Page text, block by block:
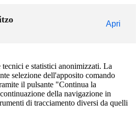
Apri
e statistici anonimizzati. La
selezione dell'apposito comando
il pulsante "Continua la
della navigazione in
di tracciamento diversi da quelli